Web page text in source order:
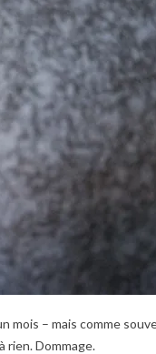
mois – mais comme
rien. Dommage.